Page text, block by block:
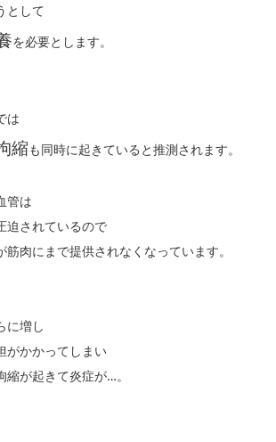
として
を必要と します。
は
縮も同時に起きていると推測されます。
管は
迫されているので
肉にまで提供されなくなっています。
に増し
がかかってしまい
縮が起きて炎症が…。